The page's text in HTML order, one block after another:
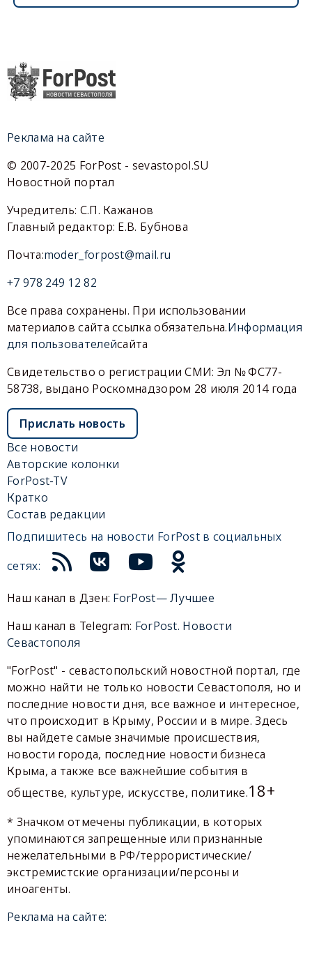
Реклама на сайте
© 2007-2025 ForPost - sevastopol.SU
Новостной портал
Учредитель: С.П. Кажанов
Главный редактор: Е.В. Бубнова
Почта:moder_forpost@mail.ru
+7 978 249 12 82
Все права сохранены. При использовании
материалов сайта ссылка обязательна.Информация
для пользователейсайта
Свидетельство о регистрации СМИ: Эл № ФС77-
58738, выдано Роскомнадзором 28 июля 2014 года
Прислать новость
Все новости
Авторские колонки
ForPost-TV
Кратко
Состав редакции
Подпишитесь на новости ForPost в социальных
сетях:
Наш канал в Дзен: ForPost— Лучшее
Наш канал в Telegram: ForPost. Новости
Севастополя
"ForPost" - севастопольский новостной портал, где
можно найти не только новости Севастополя, но и
последние новости дня, все важное и интересное,
что происходит в Крыму, России и в мире. Здесь
вы найдете самые значимые происшествия,
новости города, последние новости бизнеса
Крыма, а также все важнейшие события в
обществе, культуре, искусстве, политике.18+
* Значком отмечены публикации, в которых
упоминаются запрещенные или признанные
нежелательными в РФ/террористические/
экстремистские организации/персоны и
иноагенты.
Реклама на сайте: